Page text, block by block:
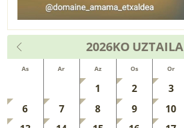
2026KO UZTAILA
As Ar Az Os Or
1 2 3
6
7 8 9 10